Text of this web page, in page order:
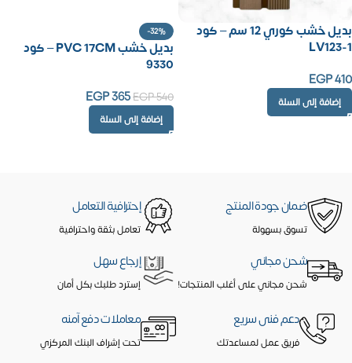
بديل خشب كوري 12 سم – كود
LV123-1
EGP410
إضافة إلى السلة
-32%
بديل خشب PVC 17CM – كود
9330
EGP540
EGP365
إضافة إلى السلة
ضمان جودة المنتج
تسوق بسهولة
إحترافية التعامل
تعامل بثقة واحترافية
شحن مجاني
شحن مجاني على أغلب المنتجات!
إرجاع سهل
إسترد طلبك بكل أمان
دعم فنى سريع
فريق عمل لمساعدتك
معاملات دفع آمنه
تحت إشراف البنك المركزي